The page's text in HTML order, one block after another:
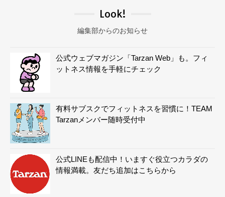
Look!
編集部からのお知らせ
公式ウェブマガジン「Tarzan Web」も。フィ
ットネス情報を手軽にチェック
有料サブスクでフィットネスを習慣に！TEAM
Tarzanメンバー随時受付中
公式LINEも配信中！いますぐ役立つカラダの
情報満載。友だち追加はこちらから